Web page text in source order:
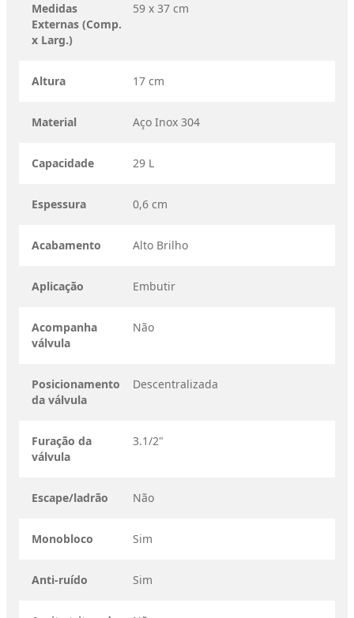
Medidas
Externas (Comp.
x Larg.)
59 x 37 cm
Altura 17 cm
Material Aço Inox 304
Capacidade 29 L
Espessura 0,6 cm
Acabamento Alto Brilho
Aplicação Embutir
Acompanha
válvula
Não
Posicionamento
da válvula
Descentralizada
Furação da
válvula
3.1/2"
Escape/ladrão Não
Monobloco Sim
Anti-ruído Sim